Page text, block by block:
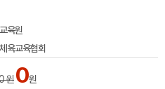
육원
육교육협회
원0원